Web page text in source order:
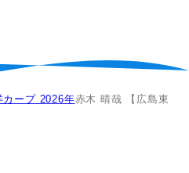
カープ 2026年赤木 晴哉 【広島東